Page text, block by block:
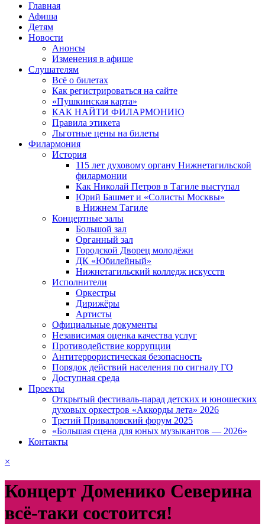
Главная
Афиша
Детям
Новости
Анонсы
Изменения в афише
Слушателям
Всё о билетах
Как регистрироваться на сайте
«Пушкинская карта»
КАК НАЙТИ ФИЛАРМОНИЮ
Правила этикета
Льготные цены на билеты
Филармония
История
115 лет духовому органу Нижнетагильской
филармонии
Как Николай Петров в Тагиле выступал
Юрий Башмет и «Солисты Москвы»
в Нижнем Тагиле
Концертные залы
Большой зал
Органный зал
Городской Дворец молодёжи
ДК «Юбилейный»
Нижнетагильский колледж искусств
Исполнители
Оркестры
Дирижёры
Артисты
Официальные документы
Независимая оценка качества услуг
Противодействие коррупции
Антитеррористическая безопасность
Порядок действий населения по сигналу ГО
Доступная среда
Проекты
Открытый фестиваль-парад детских и юношеских
духовых оркестров «Аккорды лета» 2026
Третий Приваловский форум 2025
«Большая сцена для юных музыкантов — 2026»
Контакты
×
Концерт Доменико Северина
всё-таки состоится!